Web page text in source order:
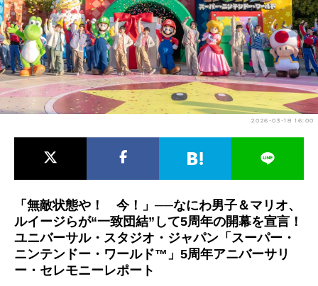
アニメ記事一覧 声優記事一覧
アニメ映画一覧 実写化映画一覧
今期アニメ曜日別一覧
春アニメ 夏アニメ
男性声優/女性声優一覧
2026-03-18 16:00
「無敵状態や！ 今！」──なにわ男子＆マリオ、
ルイージらが“一致団結”して5周年の開幕を宣言！
ユニバーサル・スタジオ・ジャパン「スーパー・
ニンテンドー・ワールド™」5周年アニバーサリ
ー・セレモニーレポート